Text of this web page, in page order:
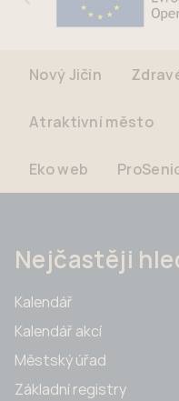
Nový Jičín
Atraktivní město
Eko web
Nejčastěji
Kalendář
Kalendář akcí
Městský úřad
Základní registry